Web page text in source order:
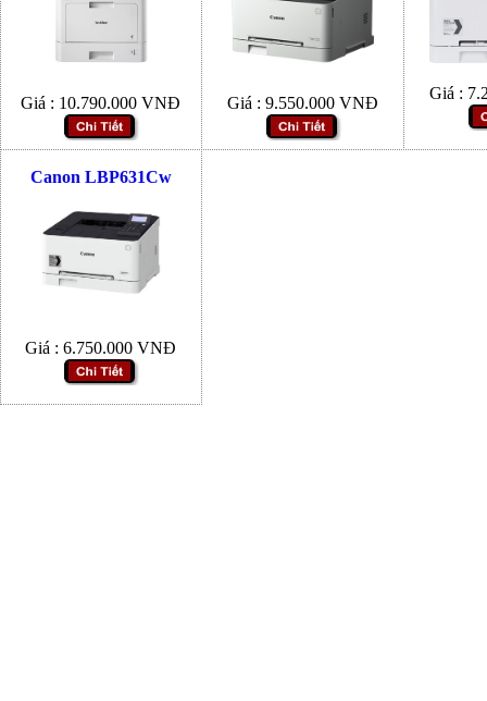
Giá : 10.790.000 VNĐ Giá : 9.550.000 VNĐ
Giá :
Canon LBP631Cw
Giá :6.750.000 VNĐ